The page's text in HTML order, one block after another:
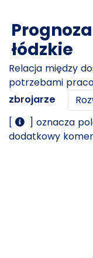
łódzkie
Relacja między
potrzebami
zbrojarze
[
] oznacza
dodatkowy